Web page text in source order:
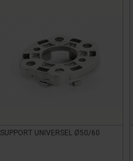
SUPPORT UNIVERSEL Ø50/60